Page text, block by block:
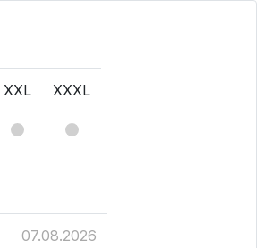
XXL XXXL
07.08.2026